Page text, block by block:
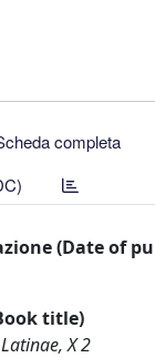
completa
(Date of
title)
X 2